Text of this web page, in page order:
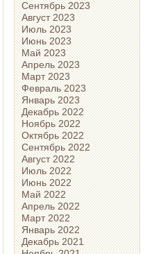
Сентябрь 2023
Август 2023
Июль 2023
Июнь 2023
Май 2023
Апрель 2023
Март 2023
Февраль 2023
Январь 2023
Декабрь 2022
Ноябрь 2022
Октябрь 2022
Сентябрь 2022
Август 2022
Июль 2022
Июнь 2022
Май 2022
Апрель 2022
Март 2022
Январь 2022
Декабрь 2021